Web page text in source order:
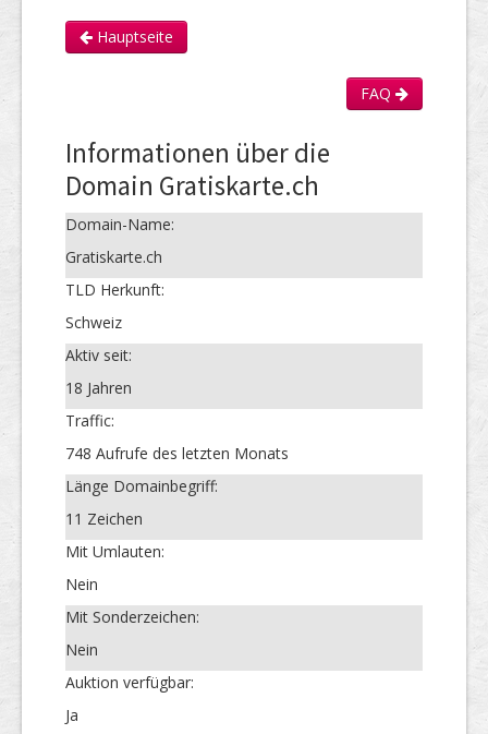
Hauptseite
FAQ
Informationen über die
Domain Gratiskarte.ch
Domain-Name:
Gratiskarte.ch
TLD Herkunft:
Schweiz
Aktiv seit:
18 Jahren
Traffic:
748 Aufrufe des letzten Monats
Länge Domainbegriff:
11 Zeichen
Mit Umlauten:
Nein
Mit Sonderzeichen:
Nein
Auktion verfügbar:
Ja